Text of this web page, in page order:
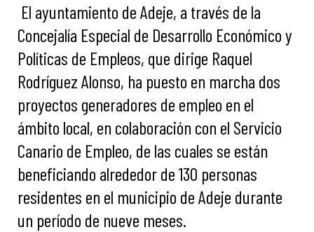
El ayuntamiento de Adeje, a través de la
Concejalía Especial de Desarrollo Económico y
Políticas de Empleos, que dirige Raquel
Rodríguez Alonso, ha puesto en marcha dos
proyectos generadores de empleo en el
ámbito local, en colaboración con el Servicio
Canario de Empleo, de las cuales se están
beneficiando alrededor de 130 personas
residentes en el municipio de Adeje durante
un período de nueve meses.